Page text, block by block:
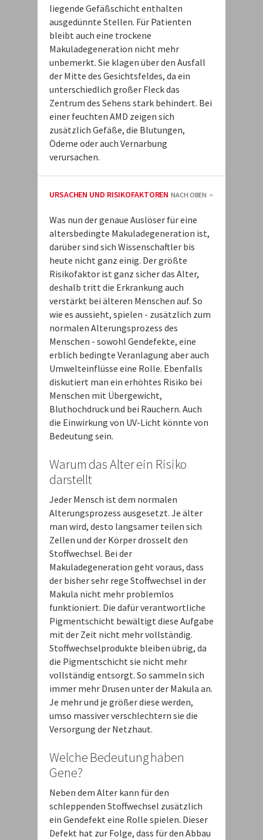
liegende Gefäßschicht enthalten
ausgedünnte Stellen. Für Patienten
bleibt auch eine trockene
Makuladegeneration nicht mehr
unbemerkt. Sie klagen über den Ausfall
der Mitte des Gesichtsfeldes, da ein
unterschiedlich großer Fleck das
Zentrum des Sehens stark behindert. Bei
einer feuchten AMD zeigen sich
zusätzlich Gefäße, die Blutungen,
Ödeme oder auch Vernarbung
verursachen.
URSACHEN UND RISIKOFAKTOREN NACH OBEN
Was nun der genaue Auslöser für eine
altersbedingte Makuladegeneration ist,
darüber sind sich Wissenschaftler bis
heute nicht ganz einig. Der größte
Risikofaktor ist ganz sicher das Alter,
deshalb tritt die Erkrankung auch
verstärkt bei älteren Menschen auf. So
wie es aussieht, spielen - zusätzlich zum
normalen Alterungsprozess des
Menschen - sowohl Gendefekte, eine
erblich bedingte Veranlagung aber auch
Umwelteinflüsse eine Rolle. Ebenfalls
diskutiert man ein erhöhtes Risiko bei
Menschen mit Übergewicht,
Bluthochdruck und bei Rauchern. Auch
die Einwirkung von UV-Licht könnte von
Bedeutung sein.
Warum das Alter ein Risiko
darstellt
Jeder Mensch ist dem normalen
Alterungsprozess ausgesetzt. Je älter
man wird, desto langsamer teilen sich
Zellen und der Körper drosselt den
Stoffwechsel. Bei der
Makuladegeneration geht voraus, dass
der bisher sehr rege Stoffwechsel in der
Makula nicht mehr problemlos
funktioniert. Die dafür verantwortliche
Pigmentschicht bewältigt diese Aufgabe
mit der Zeit nicht mehr vollständig.
Stoffwechselprodukte bleiben übrig, da
die Pigmentschicht sie nicht mehr
vollständig entsorgt. So sammeln sich
immer mehr Drusen unter der Makula an.
Je mehr und je größer diese werden,
umso massiver verschlechtern sie die
Versorgung der Netzhaut.
Welche Bedeutung haben
Gene?
Neben dem Alter kann für den
schleppenden Stoffwechsel zusätzlich
ein Gendefekt eine Rolle spielen. Dieser
Defekt hat zur Folge, dass für den Abbau